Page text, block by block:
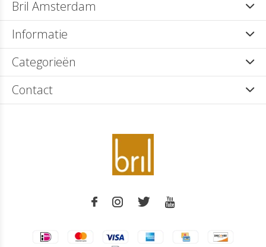
Bril Amsterdam
Informatie
Categorieën
Contact